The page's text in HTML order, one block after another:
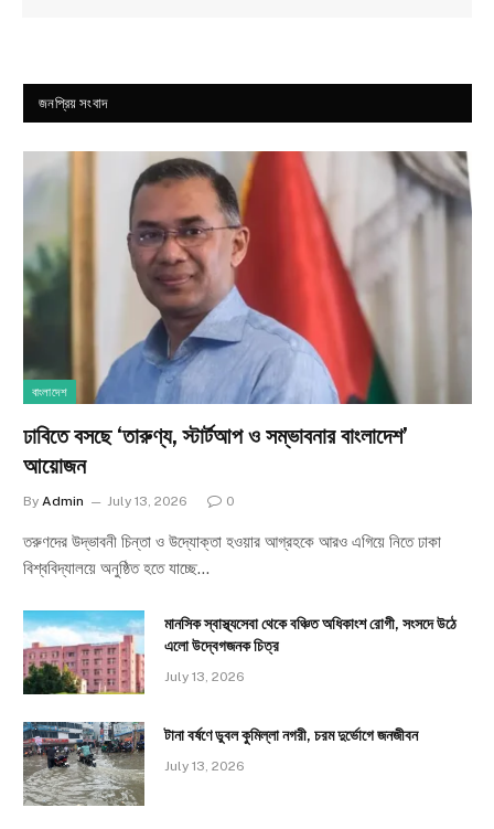
জনপ্রিয় সংবাদ
বাংলাদেশ
ঢাবিতে বসছে ‘তারুণ্য, স্টার্টআপ ও সম্ভাবনার বাংলাদেশ’
আয়োজন
By Admin July 13, 2026 0
তরুণদের উদ্ভাবনী চিন্তা ও উদ্যোক্তা হওয়ার আগ্রহকে আরও এগিয়ে নিতে ঢাকা
বিশ্ববিদ্যালয়ে অনুষ্ঠিত হতে যাচ্ছে…
মানসিক স্বাস্থ্যসেবা থেকে বঞ্চিত অধিকাংশ রোগী, সংসদে উঠে
এলো উদ্বেগজনক চিত্র
July 13, 2026
টানা বর্ষণে ডুবল কুমিল্লা নগরী, চরম দুর্ভোগে জনজীবন
July 13, 2026